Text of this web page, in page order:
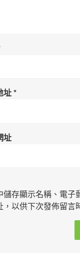
址*
址
儲存顯示名稱、電子
，以供下次發佈留言